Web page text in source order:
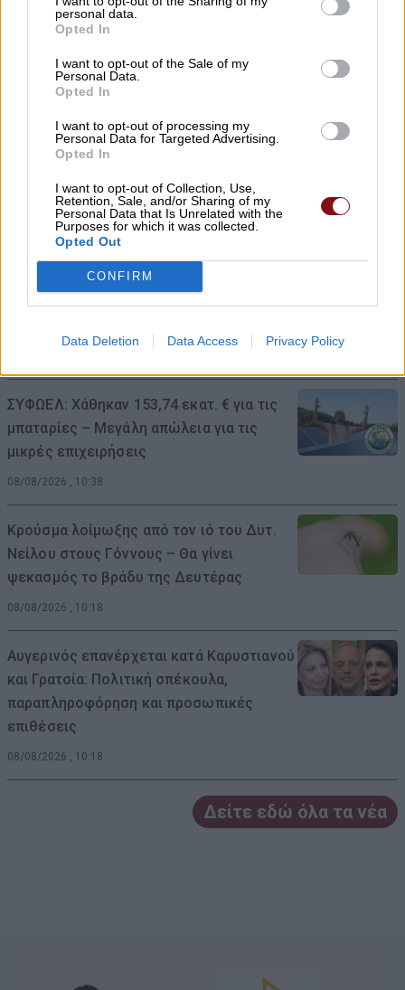
personal data.
Opted In
I want to opt-out of the Sale of my
Personal Data.
Opted In
I want to opt-out of processing my
Personal Data for Targeted Advertising.
Opted In
I want to opt-out of Collection, Use,
Retention, Sale, and/or Sharing of my
Personal Data that Is Unrelated with the
Purposes for which it was collected.
Opted Out
CONFIRM
Data Deletion Data Access Privacy Policy
μια μύγα; Το παράξενο πείραμα που
έδωσε την απάντηση
08/08/2026 , 15:47
Εκτός top 50 την ώρα που Κύπρος,
Τουρκία, Ρουμανία, Βουλγαρία, Βόρεια
08/08/2026 , 12:40
γίνεται πράξη. Εξασφαλίστηκε η
χρηματοδότηση 1,2 εκατ. € για το
ΣΥΦΩΕΛ: Χάθηκαν 153,74 εκατ. € για τις
μπαταρίες – Μεγάλη απώλεια για τις
μικρές επιχειρήσεις
08/08/2026 , 10:38
Κρούσμα λοίμωξης από τον ιό του Δυτ.
Νείλου στους Γόννους – Θα γίνει
ψεκασμός το βράδυ της Δευτέρας
08/08/2026 , 10:18
Αυγερινός επανέρχεται κατά Καρυστιανού
και Γρατσία: Πολιτική σπέκουλα,
παραπληροφόρηση και προσωπικές
επιθέσεις
08/08/2026 , 10:18
Δείτε εδώ όλα τα νέα